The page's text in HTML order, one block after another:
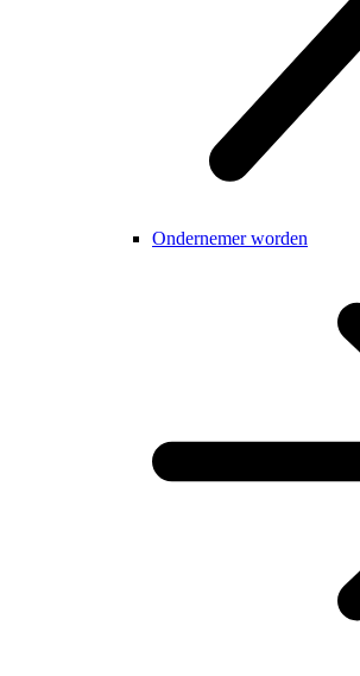
Ondernemer worden